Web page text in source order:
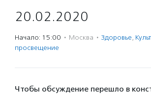
20.02.2020
Начало: 15:00 · Москва · Здоровье,
просвещение
Чтобы обсуждение перешло в